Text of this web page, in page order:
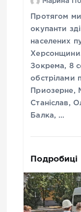
Протягом
окупанти
населених
Зокрема, 8
обстрілами
Приозерне,
Станіслав,
Балка, …
Подробиці